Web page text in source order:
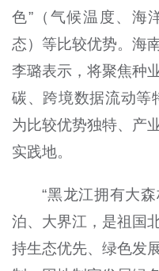
色”（气候温度、海
态）等比较优势。海
李璐表示，将聚焦种
碳、跨境数据流动等
为比较优势独特、产
实践地。
“黑龙江拥有大
泊、大界江，是祖国
持生态优先、绿色发